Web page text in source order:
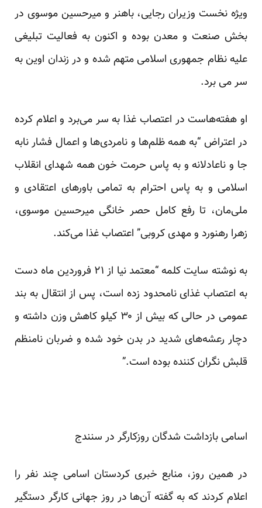
ویژه نخست وزیران رجایی، باهنر و میرحسین موسوی در
بخش صنعت و معدن بوده و اکنون به فعالیت تبلیغی
علیه نظام جمهوری اسلامیمتهم شده و در زندان اوین به
سر می برد.
او هفته‌هاست در اعتصاب غذا به سر می‌برد و اعلام کرده
در اعتراض “به همه ظلم‌ها و نامردی‌ها و اعمال فشار نا‌به
جا و نا‌عادلانه و به پاس حرمت خون همه شهدای انقلاب
اسلامی و به پاس احترام به تمامی باورهای اعتقادی و
ملی‌مان، تا رفع کامل حصر خانگی میرحسین موسوی،
زهرا رهنورد و مهدی کروبی” اعتصاب غذا می‌کند.
به نوشته سایت کلمه “معتمد نیا از ۲۱ فروردین ماه دست
به اعتصاب غذای نامحدود زده است، پس از انتقال به بند
عمومی در حالی که بیش از ۳۰ کیلو کاهش وزن داشته و
دچار رعشه‌های شدید در بدن خود شده و ضربان نامنظم
قلبش نگران کننده بوده است.”
اسامی بازداشت شدگان روزکارگر در سنندج
در همین روز، منابع خبری کردستان اسامی چند نفر را
اعلام کردند که به گفته آن‌ها در روز جهانی کارگر دستگیر